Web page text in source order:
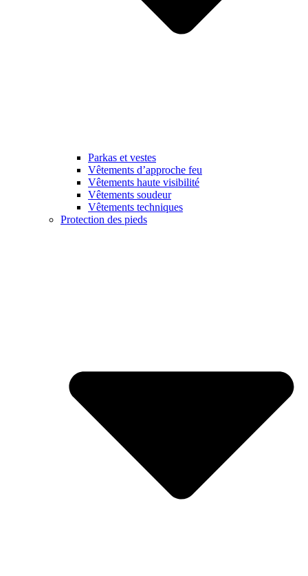
Parkas et vestes
Vêtements d’approche feu
Vêtements haute visibilité
Vêtements soudeur
Vêtements techniques
Protection des pieds